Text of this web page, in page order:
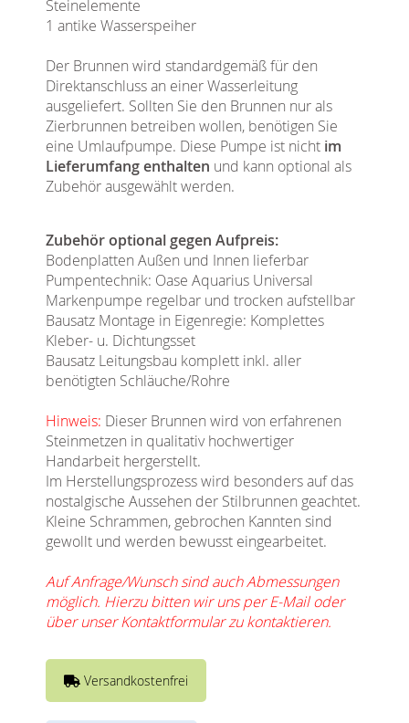
Steinelemente
1 antike Wasserspeiher
Der Brunnen wird standardgemäß für den
Direktanschluss an einer Wasserleitung
ausgeliefert. Sollten Sie den Brunnen nur als
Zierbrunnen betreiben wollen, benötigen Sie
eine Umlaufpumpe. Diese Pumpe ist nicht im
Lieferumfang enthalten und kann optional als
Zubehör ausgewählt werden.
Zubehör optional gegen Aufpreis:
Bodenplatten Außen und Innen lieferbar
Pumpentechnik: Oase Aquarius Universal
Markenpumpe regelbar und trocken aufstellbar
Bausatz Montage in Eigenregie: Komplettes
Kleber- u. Dichtungsset
Bausatz Leitungsbau komplett inkl. aller
benötigten Schläuche/Rohre
Hinweis: Dieser Brunnen wird von erfahrenen
Steinmetzen in qualitativ hochwertiger
Handarbeit hergerstellt.
Im Herstellungsprozess wird besonders auf das
nostalgische Aussehen der Stilbrunnen geachtet.
Kleine Schrammen, gebrochen Kannten sind
gewollt und werden bewusst eingearbeitet.
Auf Anfrage/Wunsch sind auch Abmessungen
möglich. Hierzu bitten wir uns per E-Mail oder
über unser Kontaktformular zu kontaktieren.
Versandkostenfrei